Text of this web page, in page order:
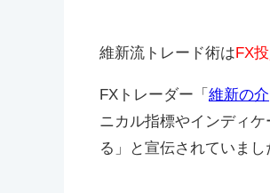
維新流トレード術は FX
FXトレーダー「 維新の介
ニカル指標やインディ
る」と宣伝されていまし